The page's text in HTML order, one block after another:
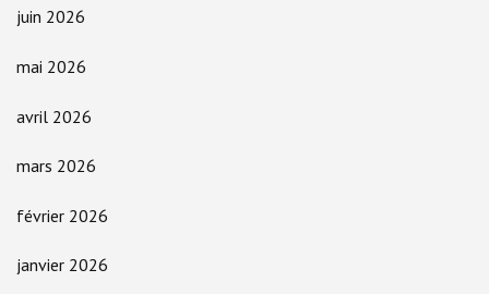
juin 2026
mai 2026
avril 2026
mars 2026
février 2026
janvier 2026